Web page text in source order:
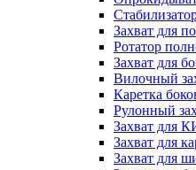
Захват для
Ротатор
Захват для
Вилочный
Каретка
Рулонный
Захват для
Захват для
Захват для